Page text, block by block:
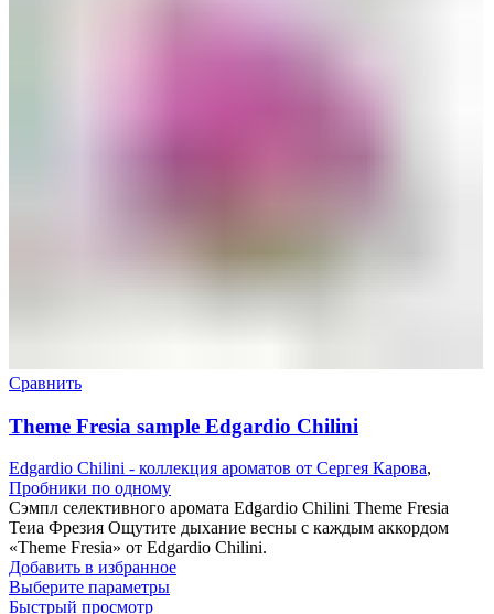
Сравнить
Theme Fresia sample Edgardio Chilini
Edgardio Chilini - коллекция ароматов от Сергея Карова,
Пробники по одному
Сэмпл селективного аромата Edgardio Chilini Theme Fresia
Теиа Фрезия Ощутите дыхание весны с каждым аккордом
«Theme Fresia» от Edgardio Chilini.
Добавить в избранное
Выберите параметры
Быстрый просмотр